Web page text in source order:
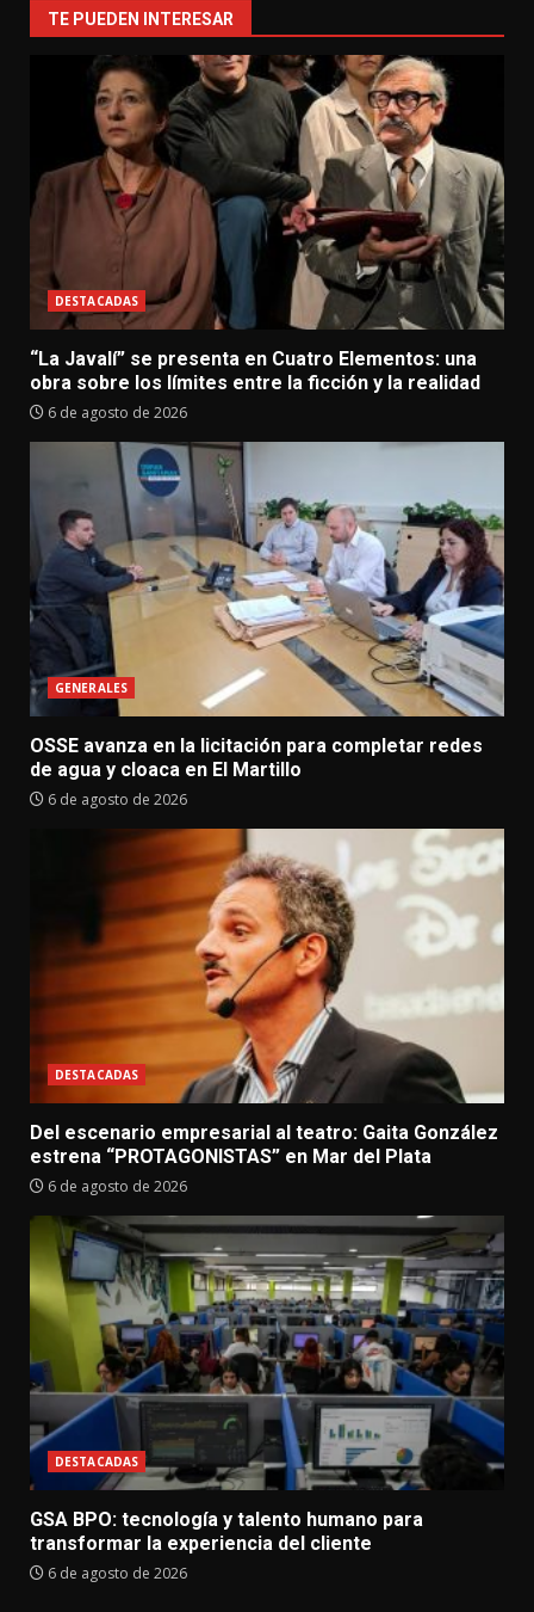
TE PUEDEN INTERESAR
DESTACADAS
“La Javalí” se presenta en Cuatro Elementos: una
obra sobre los límites entre la ficción y la realidad
6 de agosto de 2026
GENERALES
OSSE avanza en la licitación para completar redes
de agua y cloaca en El Martillo
6 de agosto de 2026
DESTACADAS
Del escenario empresarial al teatro: Gaita González
estrena “PROTAGONISTAS” en Mar del Plata
6 de agosto de 2026
DESTACADAS
GSA BPO: tecnología y talento humano para
transformar la experiencia del cliente
6 de agosto de 2026